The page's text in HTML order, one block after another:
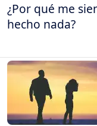
¿Por qué me
hecho nada?